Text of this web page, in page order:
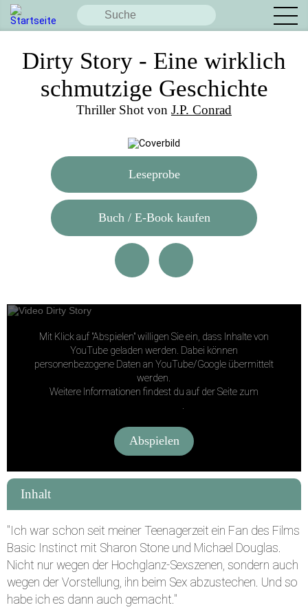
Dirty Story - Eine wirklich
schmutzige Geschichte
Thriller Shot von J.P. Conrad
Leseprobe
Buch / E-Book kaufen
Facebook
Pinterest E-Mail
Mit Klick auf "Abspielen" willigen Sie ein, dass Inhalte von
YouTube geladen werden. Dabei können
personenbezogene Daten an YouTube/Google übermittelt
werden.
Weitere Informationen findest du auf der Seite zum
.
Abspielen
Inhalt
"Ich war schon seit meiner Teenagerzeit ein Fan des Films
Basic Instinct mit Sharon Stone und Michael Douglas.
Nicht nur wegen der Hochglanz-Sexszenen, sondern auch
wegen der Vorstellung, ihn beim Sex abzustechen. Und so
habe ich es dann auch gemacht."